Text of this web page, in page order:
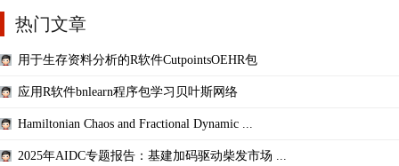
热门文章
用于生存资料分析的R软件CutpointsOEHR包
应用R软件bnlearn程序包学习贝叶斯网络
Hamiltonian Chaos and Fractional Dynamic ...
2025年AIDC专题报告：基建加码驱动柴发市场 ...